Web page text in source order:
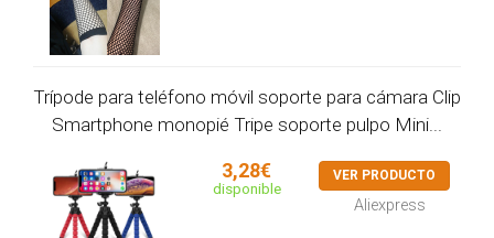
Trípode para teléfono móvil soporte para cámara Clip
Smartphone monopié Tripe soporte pulpo Mini...
3,28€
disponible
VER PRODUCTO
Aliexpress